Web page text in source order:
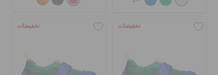
تخفيضات تخفيضات